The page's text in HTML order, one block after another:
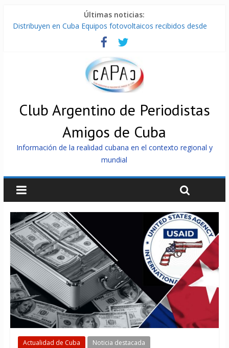
Últimas noticias:
Distribuyen en Cuba Equipos fotovoltaicos recibidos desde
La ONU condena medidas de EE.UU contra Cuba
Cuba alerta sobre doctrina militar de dominación de EEUU
Nuevas sanciones de EEUU contra Cuba apuntan a la
cooperación militar con Rusia y China
Brutal represión contra los que marchan para que no se
venda la patria
Club Argentino de Periodistas
Amigos de Cuba
Información de la realidad cubana en el contexto regional y
mundial
Actualidad de Cuba Noticia destacada